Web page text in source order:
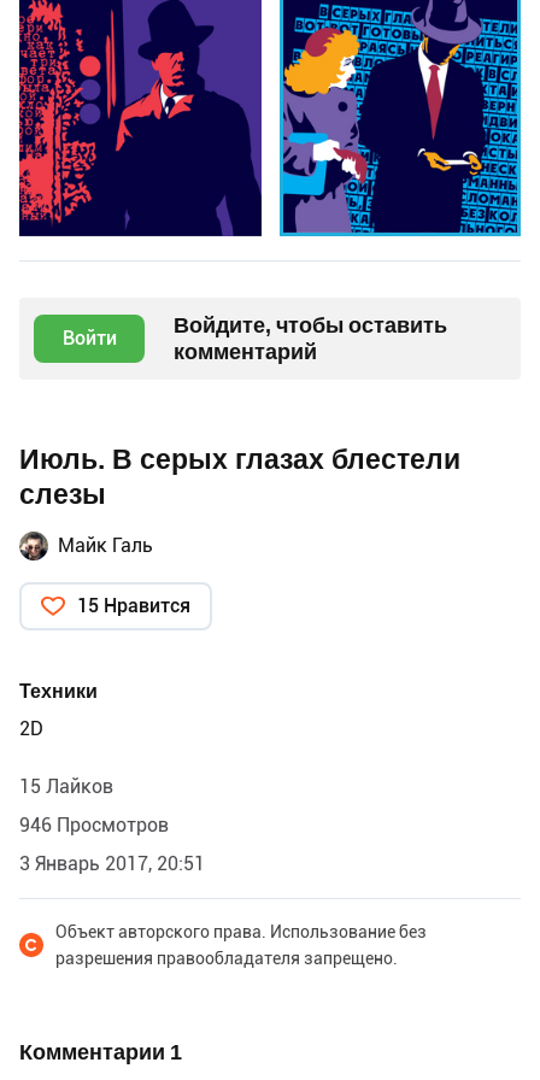
Войти
Войдите, чтобы оставить
комментарий
Июль. В серых глазах блестели
слезы
Майк Галь
15 Нравится
Техники
2D
15 Лайков
946 Просмотров
3 Январь 2017, 20:51
Объект авторского права. Использование без
разрешения правообладателя запрещено.
Комментарии 1